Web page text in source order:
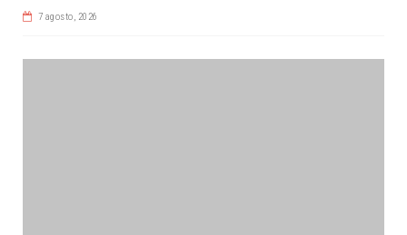
7 agosto, 2026